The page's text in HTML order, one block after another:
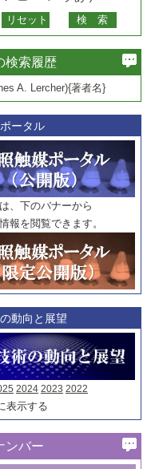
検索履歴
A. Lercher){著者名}
ータル
、下のバナーから
報を閲覧できます。
動向と展望
2024 2023 2022
示する
ンバー